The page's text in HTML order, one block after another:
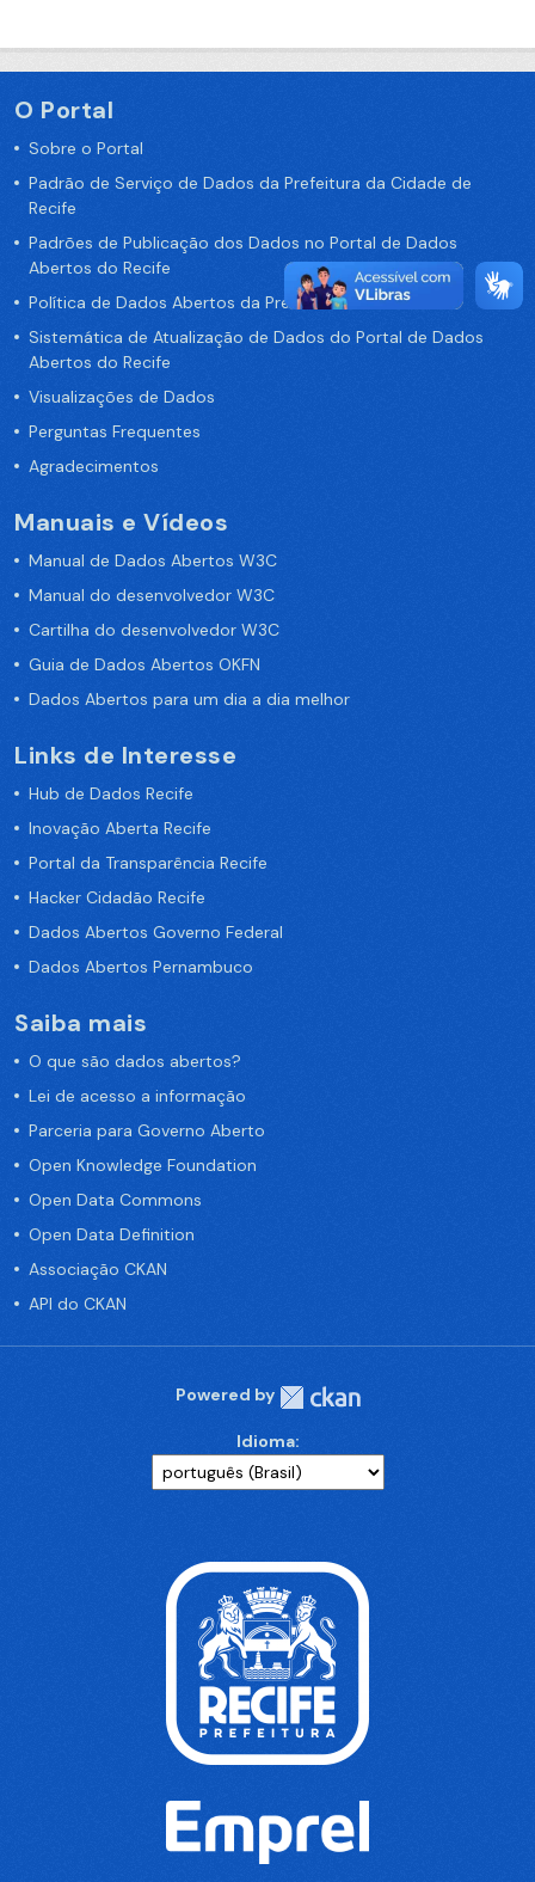
O Portal
Sobre o Portal
Padrão de Serviço de Dados da Prefeitura da Cidade de
Recife
Padrões de Publicação dos Dados no Portal de Dados
Abertos do Recife
Política de Dados Abertos da Prefeitura do Recife
Sistemática de Atualização de Dados do Portal de Dados
Abertos do Recife
Visualizações de Dados
Perguntas Frequentes
Agradecimentos
Manuais e Vídeos
Manual de Dados Abertos W3C
Manual do desenvolvedor W3C
Cartilha do desenvolvedor W3C
Guia de Dados Abertos OKFN
Dados Abertos para um dia a dia melhor
Links de Interesse
Hub de Dados Recife
Inovação Aberta Recife
Portal da Transparência Recife
Hacker Cidadão Recife
Dados Abertos Governo Federal
Dados Abertos Pernambuco
Saiba mais
O que são dados abertos?
Lei de acesso a informação
Parceria para Governo Aberto
Open Knowledge Foundation
Open Data Commons
Open Data Definition
Associação CKAN
API do CKAN
Powered by
Idioma